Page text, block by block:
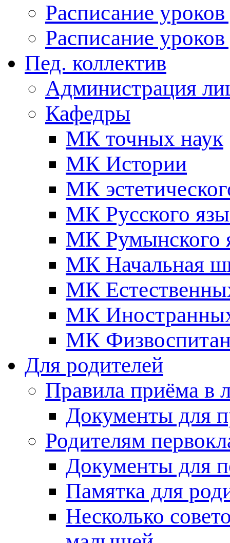
Расписание
Расписание
Пед. коллектив
Администрация
Кафедры
МК точных наук
МК Истории
МК
МК Русского
МК Румынского
МК Начальная
МК
МК
МК
Для родителей
Правила приёма в
Документы для
Родителям
Документы для
Памятка для
Несколько